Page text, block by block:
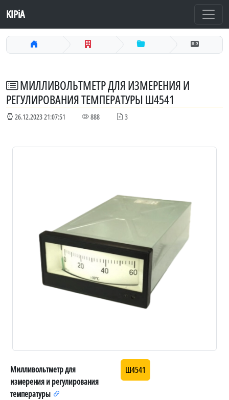
KIPiA
МИЛЛИВОЛЬТМЕТР ДЛЯ ИЗМЕРЕНИЯ И
РЕГУЛИРОВАНИЯ ТЕМПЕРАТУРЫ Ш4541
26.12.2023 21:07:51 888 3
Милливольтметр для
измерения и регулирования
температуры
Ш4541